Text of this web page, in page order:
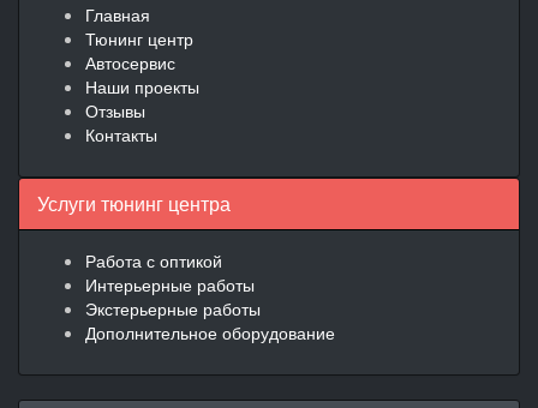
Главная
Тюнинг центр
Автосервис
Наши проекты
Отзывы
Контакты
Услуги тюнинг центра
Работа с оптикой
Интерьерные работы
Экстерьерные работы
Дополнительное оборудование